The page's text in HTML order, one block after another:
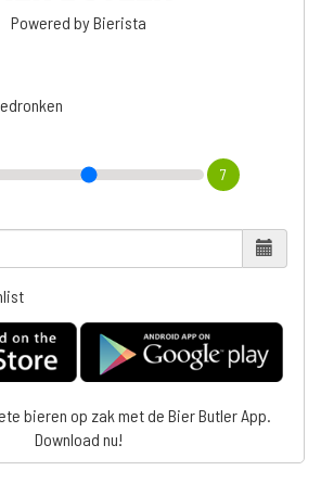
Powered by Bierista
7
bieren op zak met de Bier Butler App.
Download nu!